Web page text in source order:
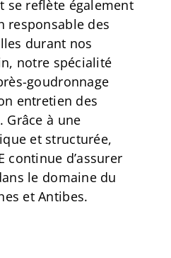
se reflète également
responsable des
durant nos
notre spécialité
goudronnage
entretien des
Grâce à une
et structurée,
continue d’assurer
le domaine du
et Antibes.